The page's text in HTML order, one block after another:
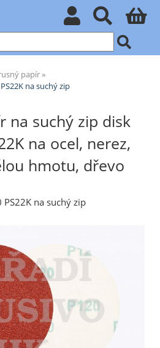
papír
na suchý zip
na suchý zip disk
na ocel, nerez,
hmotu, dřevo
na suchý zip